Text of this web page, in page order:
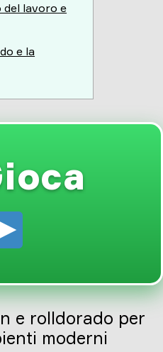
lavoro e
e la
e rolldorado per
moderni